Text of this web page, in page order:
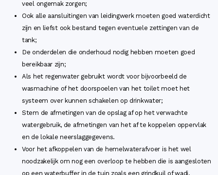
veel ongemak zorgen;
Ook alle aansluitingen van leidingwerk moeten goed waterdicht
zijn en liefst ook bestand tegen eventuele zettingen van de
tank;
De onderdelen die onderhoud nodig hebben moeten goed
bereikbaar zijn;
Als het regenwater gebruikt wordt voor bijvoorbeeld de
wasmachine of het doorspoelen van het toilet moet het
systeem over kunnen schakelen op drinkwater;
Stem de afmetingen van de opslag af op het verwachte
watergebruik, de afmetingen van het af te koppelen oppervlak
en de lokale neerslaggegevens.
Voor het afkoppelen van de hemelwaterafvoer is het wel
noodzakelijk om nog een overloop te hebben die is aangesloten
op een waterbuffer in de tuin zoals een grindkuil of wadi.